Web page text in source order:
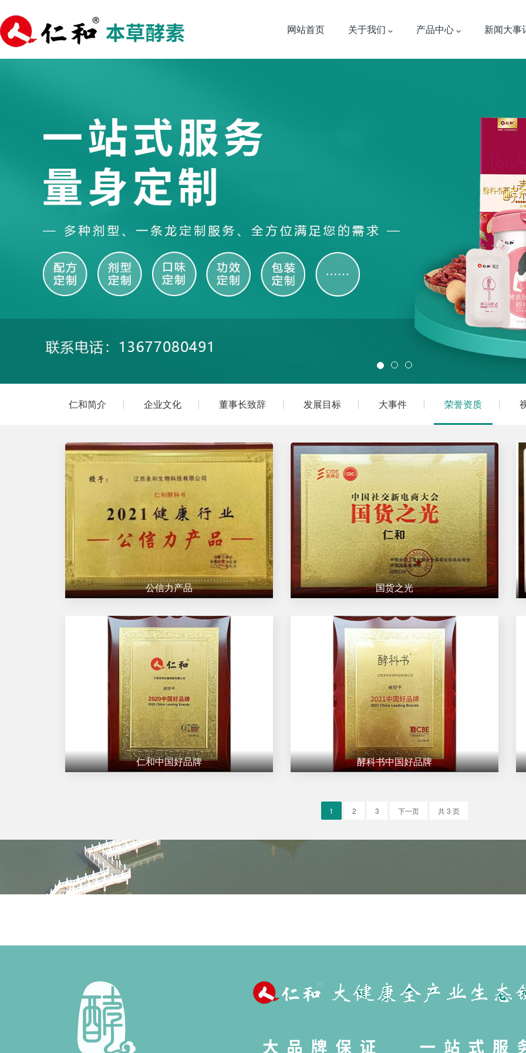
网站首页 关于我们 产品中心 新闻大
仁和简介 企业文化 董事长致辞 发展目标 大事件 荣誉资质
公信力产品 国货之光
仁和中国好品牌 酵科书中国好品牌
1 2 3 下一页 共 3 页